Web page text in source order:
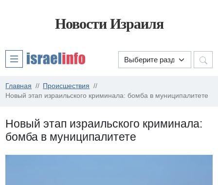
Новости Израиля
Главная
Происшествия
Новый этап израильского криминала: бомба в муниципалитете
Новый этап израильского криминала:
бомба в муниципалитете